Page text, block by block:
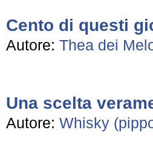
Cento di questi
Autore: Thea dei
Una scelta
Autore: Whisky